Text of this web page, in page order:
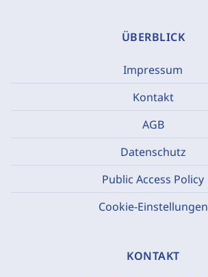
ÜBERBLICK
Impressum
Kontakt
AGB
Datenschutz
Public Access Policy
Cookie-Einstellungen
KONTAKT